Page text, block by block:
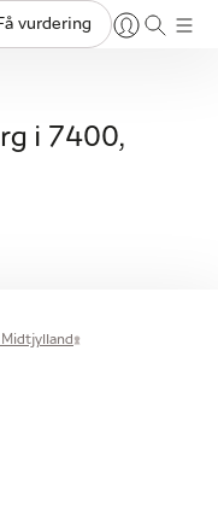
vurdering
i 7400,
Midtjylland